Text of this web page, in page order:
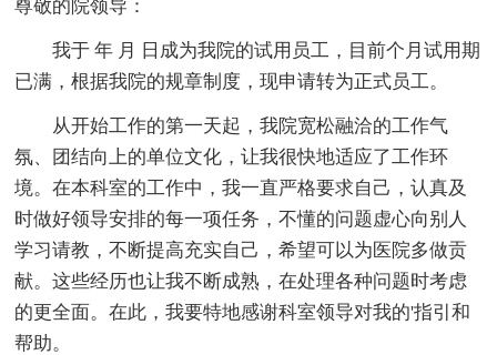
尊敬的院领导：
我于 年 月 日成为我院的试用员工，目前个月试用期
已满，根据我院的规章制度，现申请转为正式员工。
从开始工作的第一天起，我院宽松融洽的工作气
氛、团结向上的单位文化，让我很快地适应了工作环
境。在本科室的工作中，我一直严格要求自己，认真及
时做好领导安排的每一项任务，不懂的问题虚心向别人
学习请教，不断提高充实自己，希望可以为医院多做贡
献。这些经历也让我不断成熟，在处理各种问题时考虑
的更全面。在此，我要特地感谢科室领导对我的'指引和
帮助。